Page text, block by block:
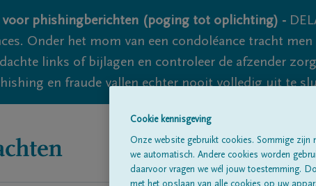
voor phishingberichten (poging tot oplichting) -
Onder het mom van een condoléance tracht
links of bijlagen en controleer de afzender
en fraude vallen echter nooit volledig uit te
Cookie kennisgeving
Onze website gebruikt cookies. Sommige
we automatisch. Andere cookies worden
daarvoor vragen we wél jouw toestemming.